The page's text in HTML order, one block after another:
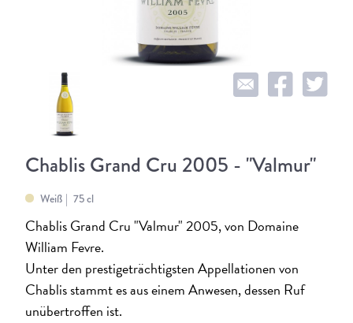
Chablis Grand Cru 2005 - "Valmur"
Weiß 75 cl
Chablis Grand Cru "Valmur" 2005, von Domaine
William Fevre.
Unter den prestigeträchtigsten Appellationen von
Chablis stammt es aus einem Anwesen, dessen Ruf
unübertroffen ist.